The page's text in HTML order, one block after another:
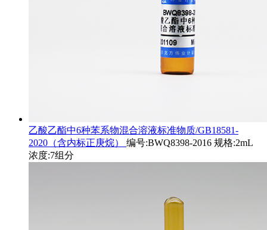
乙酸乙酯中6种苯系物混合溶液标准物质/GB18581-
2020（含内标正庚烷） 编号:BWQ8398-2016 规格:2mL
浓度:7组分